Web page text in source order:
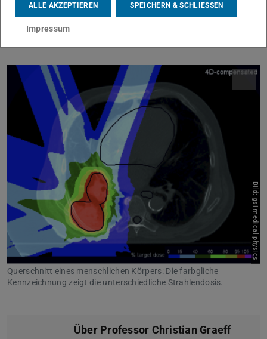
an die Bewegung des Tumors in vierdimensionaler
Hinsicht angepasst werden.
Bild: gsi medical physics
Querschnitt eines menschlichen Körpers: Die farbgliche
Kennzeichnung zeigt die unterschiedliche Strahlendosis.
Über Professor Christian Graeff
ALLE AKZEPTIEREN SPEICHERN & SCHLIESSEN
Impressum